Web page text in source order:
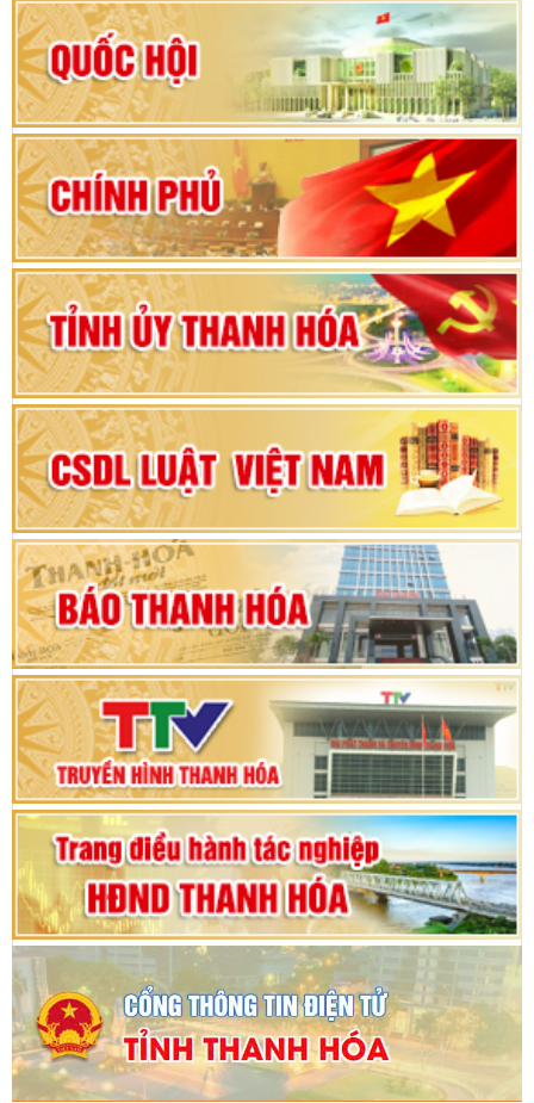
Hướng dẫn quy trình bỏ phiếu bầu cử ĐBQH
khoá XVI và đại biểu HĐND các cấp nhiệm kỳ
2026-2031
80 năm Quốc hội Việt Nam: vì lợi ích Nhân dân,
vì sự phát triển của đất nước
Bộ Chính trị duyệt nội dung Đại hội đại biểu
Đảng bộ tỉnh Thanh Hóa lần thứ XX, nhiệm kỳ
2025 - 2030
Đại hội đại biểu Đảng bộ xã Yên Thọ lần thứ I,
nhiệm kỳ 2025 – 2030
Đại hội Đảng bộ xã Yên Ninh lần thứ nhất,
nhiệm kỳ 2025 - 2030
Khai mạc Kỳ họp bất thường lần thứ 9, Quốc
hội khóa XV
Phiên thảo luận Kỳ họp thứ 24, HĐND tỉnh
Thanh Hóa khóa XVIII, nhiệm kỳ 2021 - 2026
Bế mạc Kỳ họp thứ hai bốn, Hội đồng nhân dân
tỉnh khoá XVIII